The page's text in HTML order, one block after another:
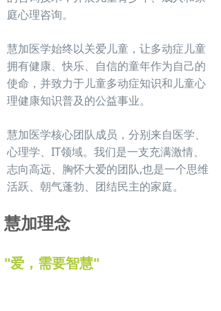
庭心理咨询。
慧加医学始终以关爱儿童，让多动症儿童
拥有健康、快乐、自信的童年作为自己的
使命，并致力于儿童多动症知识和儿童心
理健康知识普及的公益事业。
慧加医学核心团队成员，分别来自医学、
心理学、IT领域。我们是一支充满激情、
志向高远、胸怀大爱的团队,也是一个思维
活跃、朝气蓬勃、团结民主的家庭。
慧加理念
"爱，需要智慧"